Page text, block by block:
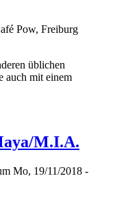
Pow, Freiburg
üblichen
auch mit einem
M.I.A.
Mo, 19/11/2018 -